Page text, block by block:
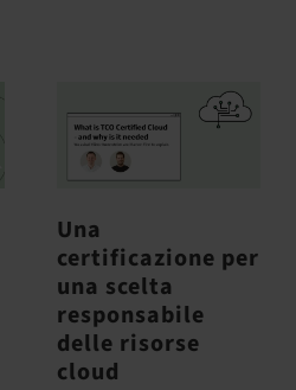
Una
certificazione per
una scelta
responsabile
delle risorse
cloud